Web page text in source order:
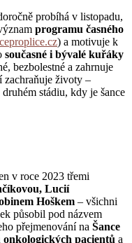
probíhá v listopadu,
programu časného
) a motivuje k
současné i bývalé kuřáky
bezbolestné a zahrnuje
životy –
stádiu, kdy je šance
v roce 2023 třemi
Lucií
Hoškem – všichni
působil pod názvem
přejmenování na Šance
onkologických pacientů a